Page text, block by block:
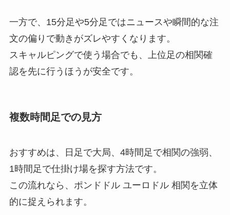
一方で、15分足や5分足ではニュースや瞬間的な注
文の偏りで動きがズレやすくなります。
スキャルピングで使う場合でも、上位足の相関確
認を先に行うほうが安全です。
複数時間足での見方
おすすめは、日足で大局、4時間足で相関の強弱、
1時間足で仕掛け場を探す方法です。
この流れなら、ポンドドル ユーロドル 相関を立体
的に捉えられます。